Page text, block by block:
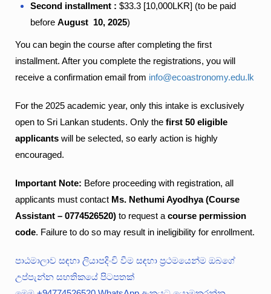
Second installment : $33.3 [10,000LKR] (to be paid
before August 10, 2025)
You can begin the course after completing the first
installment. After you complete the registrations, you will
receive a confirmation email from info@ecoastronomy.edu.lk
For the 2025 academic year, only this intake is exclusively
open to Sri Lankan students. Only the first 50 eligible
applicants will be selected, so early action is highly
encouraged.
Important Note: Before proceeding with registration, all
applicants must contact Ms. Nethumi Ayodhya (Course
Assistant – 0774526520) to request acourse permission
code. Failure to do so may result in ineligibility for enrollment.
පාඨමාලාව සඳහා ලියාපදිංචි වීම සඳහා ප්‍රථමයෙන්ම ඔබගේ
උප්පැන්න සහතිකයේ පිටපතක්